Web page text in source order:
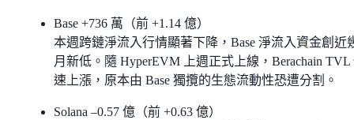
Base +736 萬（前 +1.14 億）
本週跨鏈淨流入行情顯著下降，Base 淨流入資金創近
月新低。隨 HyperEVM 上週正式上線，Berachain TVL
速上漲，原本由 Base 獨攬的生態流動性恐遭分割。
Solana –0.57 億（前 +0.63 億）